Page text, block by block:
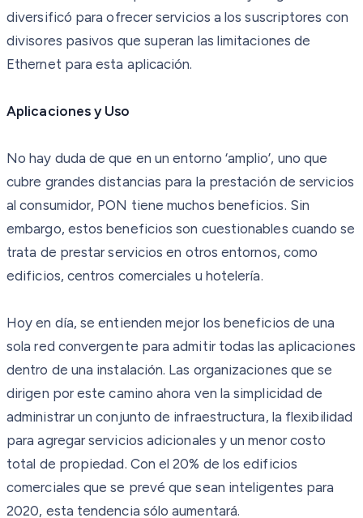
diversificó para ofrecer servicios a los suscriptores con
divisores pasivos que superan las limitaciones de
Ethernet para esta aplicación.
Aplicaciones y Uso
No hay duda de que en un entorno ‘amplio’, uno que
cubre grandes distancias para la prestación de servicios
al consumidor, PON tiene muchos beneficios. Sin
embargo, estos beneficios son cuestionables cuando se
trata de prestar servicios en otros entornos, como
edificios, centros comerciales u hotelería.
Hoy en día, se entienden mejor los beneficios de una
sola red convergente para admitir todas las aplicaciones
dentro de una instalación. Las organizaciones que se
dirigen por este camino ahora ven la simplicidad de
administrar un conjunto de infraestructura, la flexibilidad
para agregar servicios adicionales y un menor costo
total de propiedad. Con el 20% de los edificios
comerciales que se prevé que sean inteligentes para
2020, esta tendencia sólo aumentará.